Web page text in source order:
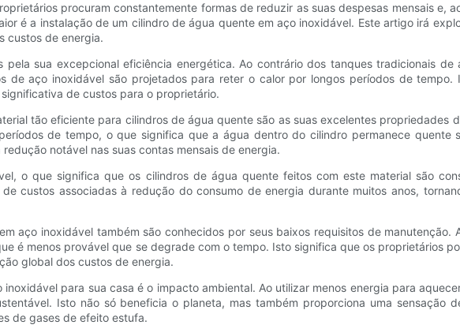
procuram constantemente formas de reduzir as suas despesas mensais e,
é a instalação de um cilindro de água quente em aço inoxidável. Este artigo irá
custos de energia.
sua excepcional eficiência energética. Ao contrário dos tanques tradicionais
de aço inoxidável são projetados para reter o calor por longos períodos de tempo.
de custos para o proprietário.
tão eficiente para cilindros de água quente são as suas excelentes propriedades
de tempo, o que significa que a água dentro do cilindro permanece quente
notável nas suas contas mensais de energia.
o que significa que os cilindros de água quente feitos com este material são
custos associadas à redução do consumo de energia durante muitos anos,
aço inoxidável também são conhecidos por seus baixos requisitos de manutenção.
é menos provável que se degrade com o tempo. Isto significa que os proprietários
global dos custos de energia.
para sua casa é o impacto ambiental. Ao utilizar menos energia para
Isto não só beneficia o planeta, mas também proporciona uma sensação
de gases de efeito estufa.